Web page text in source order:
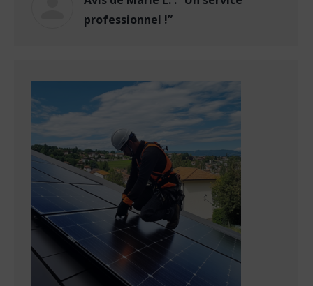
professionnel !”